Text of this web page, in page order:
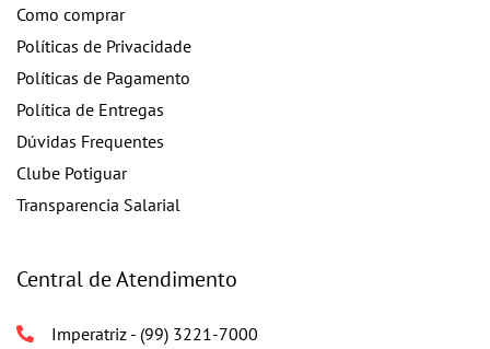
Como comprar
Políticas de Privacidade
Políticas de Pagamento
Política de Entregas
Dúvidas Frequentes
Clube Potiguar
Transparencia Salarial
Central de Atendimento
Imperatriz - (99) 3221-7000